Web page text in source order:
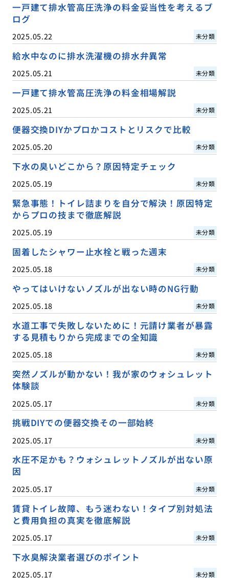
一戸建て排水管高圧洗浄の料金妥当性を考えるブ
ログ
2025.05.22 未分類
給水中なのに排水洗濯機の排水弁異常
2025.05.21 未分類
一戸建て排水管高圧洗浄の料金相場解説
2025.05.21 未分類
便器交換DIYかプロかコストとリスクで比較
2025.05.20 未分類
下水の臭いどこから？原因特定チェック
2025.05.19 未分類
緊急事態！トイレ詰まりを自分で解決！原因特定
からプロの技まで徹底解説
2025.05.19 未分類
固着したシャワー止水栓と戦った週末
2025.05.18 未分類
やってはいけないノズルが出ない時のNG行動
2025.05.18 未分類
水道工事で失敗しないために！元請け業者が暴露
する見積もりから完成までの全知識
2025.05.18 未分類
突然ノズルが動かない！我が家のウォシュレット
体験談
2025.05.17 未分類
挑戦DIYでの便器交換その一部始終
2025.05.17 未分類
水圧不足かも？ウォシュレットノズルが出ない原
因
2025.05.17 未分類
賃貸トイレ故障、もう迷わない！タイプ別対処法
と費用負担の真実を徹底解説
2025.05.17 未分類
下水臭解決業者選びのポイント
2025.05.17 未分類